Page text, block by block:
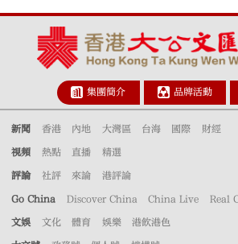
集團簡介 品牌活動
新聞 香港 內地 大灣區 台海 國際 財經
視頻 熱點 直播 精選
評論 社評 來論 港評論
Go China Discover China China Live Real
文娛 文化 體育 娛樂 港飲港色